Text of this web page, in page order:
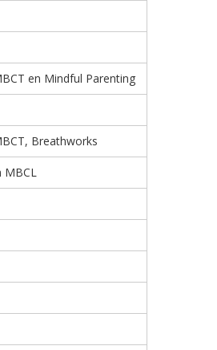
en Mindful Parenting
Breathworks
MBCL